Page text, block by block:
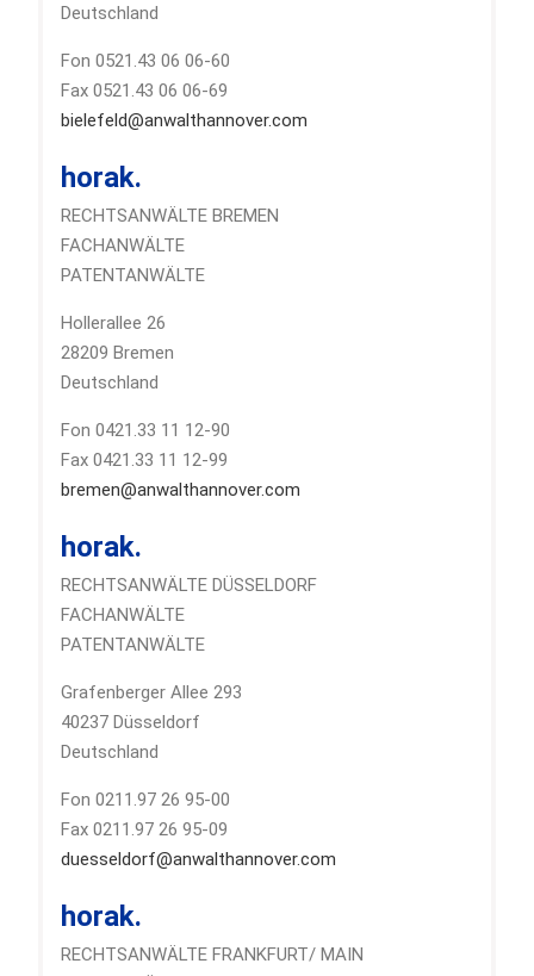
Deutschland
Fon 0521.43 06 06-60
Fax 0521.43 06 06-69
bielefeld@anwalthannover.com
horak.
RECHTSANWÄLTE BREMEN
FACHANWÄLTE
PATENTANWÄLTE
Hollerallee 26
28209 Bremen
Deutschland
Fon 0421.33 11 12-90
Fax 0421.33 11 12-99
bremen@anwalthannover.com
horak.
RECHTSANWÄLTE DÜSSELDORF
FACHANWÄLTE
PATENTANWÄLTE
Grafenberger Allee 293
40237 Düsseldorf
Deutschland
Fon 0211.97 26 95-00
Fax 0211.97 26 95-09
duesseldorf@anwalthannover.com
horak.
RECHTSANWÄLTE FRANKFURT/ MAIN